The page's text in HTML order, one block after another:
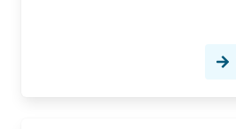
vorlesung (1)